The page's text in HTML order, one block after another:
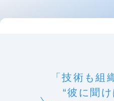
「技術も組
“彼に聞け